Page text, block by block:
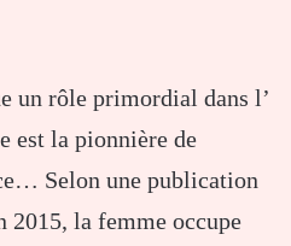
un rôle primordial dans l’
est la pionnière de
Selon une publication
2015, la femme occupe